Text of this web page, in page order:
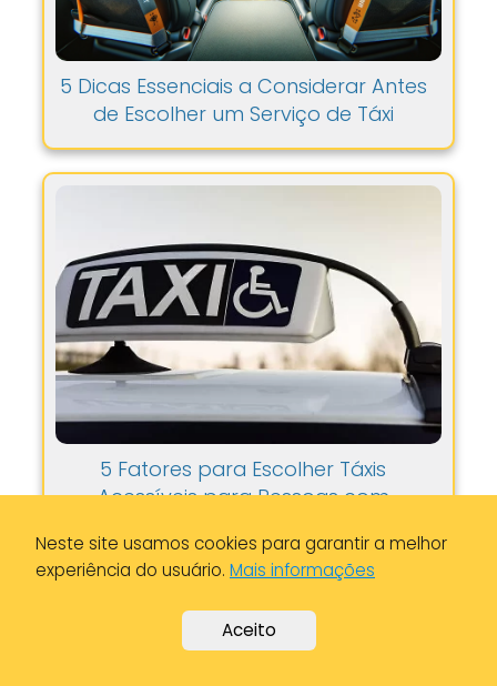
5 Dicas Essenciais a Considerar Antes
de Escolher um Serviço de Táxi
5 Fatores para Escolher Táxis
Acessíveis para Pessoas com
Deficiência
Neste site usamos cookies para garantir a melhor
experiência do usuário. Mais informações
Aceito